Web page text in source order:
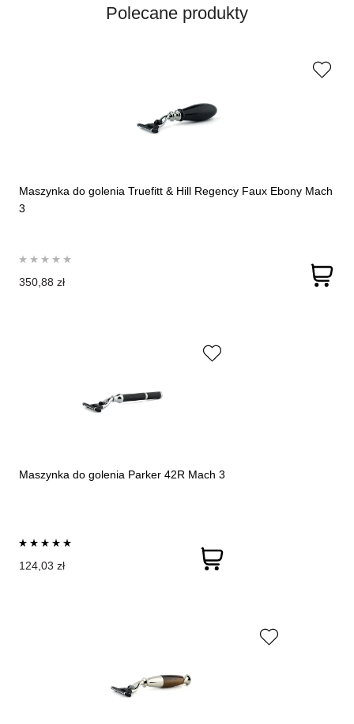
Polecane produkty
Maszynka do golenia Truefitt & Hill Regency Faux Ebony Mach
3
350,88 zł
Maszynka do golenia Parker 42R Mach 3
124,03 zł